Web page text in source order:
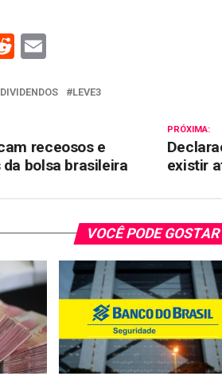
Reddit
DIVIDENDOS LEVE3
PRÓXIMA:
existir
receosos e
bolsa brasileira
VOCÊ PODE GOSTAR